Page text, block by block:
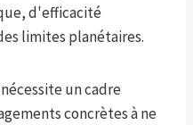
d'efficacité
limites planétaires.
un cadre
concrètes à ne